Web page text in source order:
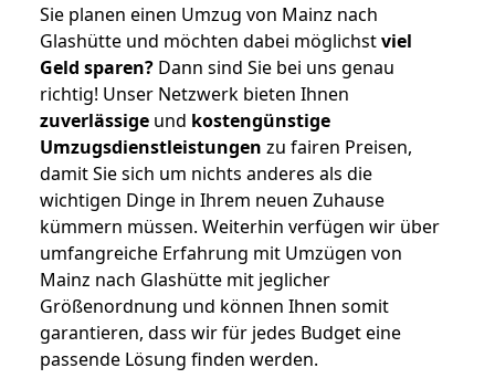
Sie planen einen Umzug von Mainz nach
Glashütte und möchten dabei möglichstviel
Geld sparen? Dann sind Sie bei uns genau
richtig! Unser Netzwerk bieten Ihnen
zuverlässige und kostengünstige
Umzugsdienstleistungen zu fairen Preisen,
damit Sie sich um nichts anderes als die
wichtigen Dinge in Ihrem neuen Zuhause
kümmern müssen. Weiterhin verfügen wir über
umfangreiche Erfahrung mit Umzügen von
Mainz nach Glashütte mit jeglicher
Größenordnung und können Ihnen somit
garantieren, dass wir für jedes Budget eine
passende Lösung finden werden.